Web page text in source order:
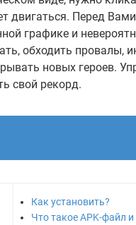
двигаться. Перед
графике и
обходить провалы,
новых героев.
свой рекорд.
Как установить?
Что такое APK-файл